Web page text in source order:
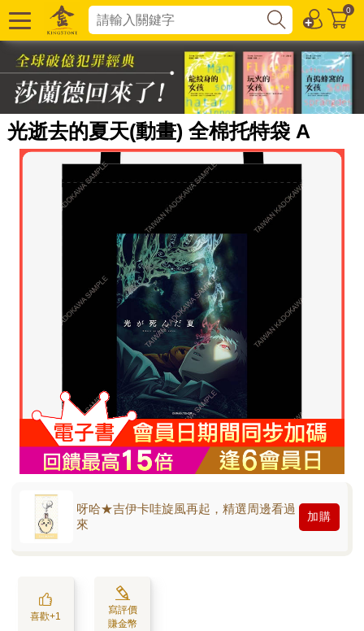
0
光逝去的夏天(動畫) 全棉托特袋 A
呀哈★吉伊卡哇旋風再起，精選周邊看過
來
加購
喜歡+1
寫評價
賺金幣